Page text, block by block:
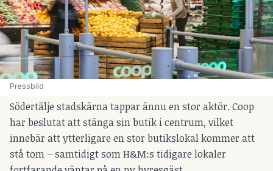
Pressbild
Södertälje stadskärna tappar ännu en stor aktör. Coop
har beslutat att stänga sin butik i centrum, vilket
innebär att ytterligare en stor butikslokal kommer att
stå tom – samtidigt som H&M:s tidigare lokaler